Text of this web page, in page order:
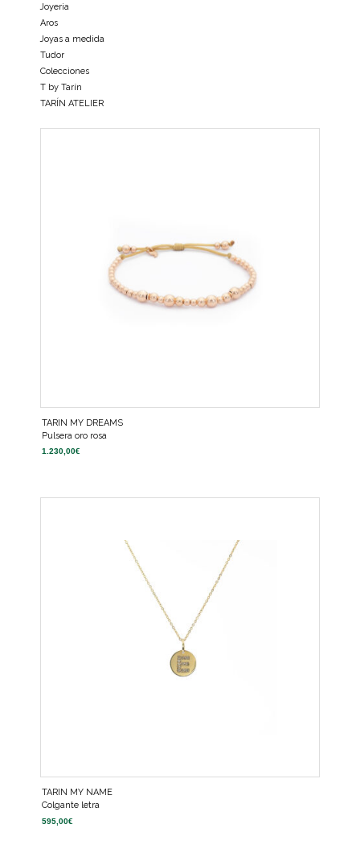
Joyeria
Aros
Joyas a medida
Tudor
Colecciones
T by Tarín
TARÍN ATELIER
TARIN MY DREAMS
Pulsera oro rosa
1.230,00€
TARIN MY NAME
Colgante letra
595,00€